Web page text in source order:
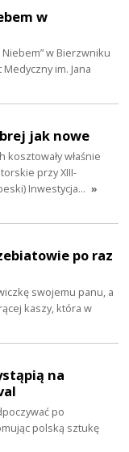
w
w Bierzwniku
im. Jana
jak nowe
kosztowały właśnie
przy XIII-
Inwestycja… »
po raz
swojemu panu, a
kaszy, która w
na
po
polską sztukę